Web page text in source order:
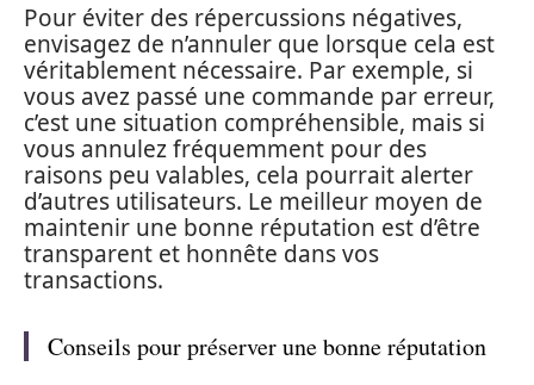
Pour éviter des répercussions négatives,
envisagez de n’annuler que lorsque cela est
véritablement nécessaire. Par exemple, si
vous avez passé une commande par erreur,
c’est une situation compréhensible, mais si
vous annulez fréquemment pour des
raisons peu valables, cela pourrait alerter
d’autres utilisateurs. Le meilleur moyen de
maintenir une bonne réputation est d’être
transparent et honnête dans vos
transactions.
Conseils pour préserver une bonne réputation